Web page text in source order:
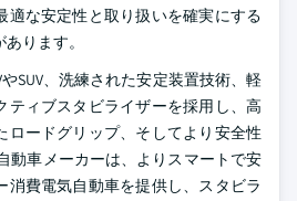
適な安定性と取り扱いを確実にする
ります。
SUV、洗練された安定装置技術、軽
ティブスタビライザーを採用し、高
ロードグリップ、そしてより安全性
動車メーカーは、よりスマートで安
消費電気自動車を提供し、スタビラ